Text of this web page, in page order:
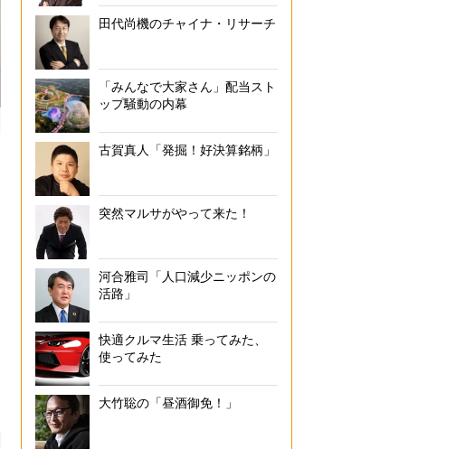
田代尚機のチャイナ・リサーチ
「みんなで大家さん」配当スト
ップ騒動の内幕
古賀真人「発掘！好決算銘柄」
突然マルサがやって来た！
河合雅司「人口減少ニッポンの
活路」
快適クルマ生活 乗ってみた、
使ってみた
大竹聡の「昼酒御免！」